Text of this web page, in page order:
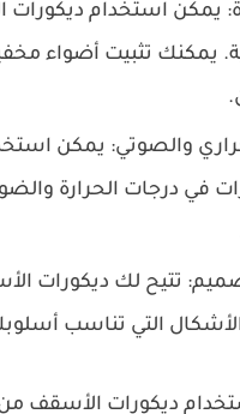
يمكن استخدام
يمكنك تثبيت أضواء
والصوتي: يمكن
في درجات الحرارة
تتيح لك ديكورات
التي تناسب
ديكورات الأسقف